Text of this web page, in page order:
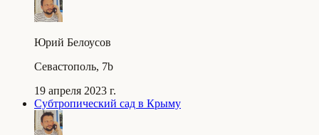
Юрий Белоусов
Севастополь, 7b
19 апреля 2023 г.
Субтропический сад в Крыму